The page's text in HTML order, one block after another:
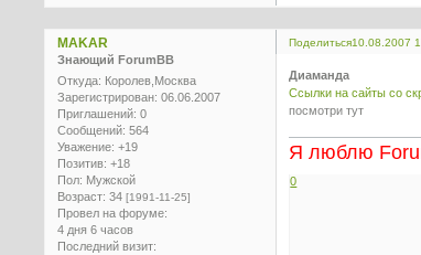
Поделиться10.08.2007
MAKAR
Знающий ForumBB
Откуда: Королев,Москва
Зарегистрирован: 06.06.2007
Приглашений: 0
Сообщений: 564
Уважение: +19
Позитив: +18
Пол: Мужской
Возраст: 34[1991-11-25]
Провел на форуме:
4 дня 6 часов
Последний визит:
Диаманда
Ссылки на сайты со
посмотри тут
Я люблю
0